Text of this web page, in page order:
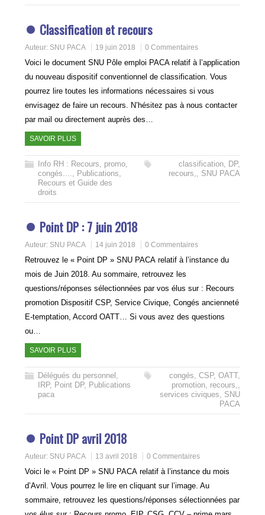
Classification et recours
Auteur: SNU PACA 19 juin 2018 0 Commentaires
Voici le document SNU Pôle emploi PACA relatif à l’application
du nouveau dispositif conventionnel de classification. Vous
pourrez lire toutes les informations nécessaires si vous
envisagez de faire un recours. N’hésitez pas à nous contacter
par mail ou directement auprès des…
SAVOIR PLUS
Info RH : Recours, promo,
congés...., Publications,
Recours et Guide des
droits
classification, DP,
recours,, SNU PACA
Point DP : 7 juin 2018
Auteur: SNU PACA 14 juin 2018 0 Commentaires
Retrouvez le « Point DP » SNU PACA relatif à l’instance du
mois de Juin 2018. Au sommaire, retrouvez les
questions/réponses sélectionnées par vos élus sur : Recours
promotion Dispositif CSP, Service Civique, Congés ancienneté
E-temptation, Accord OATT… Si vous avez des questions
ou…
SAVOIR PLUS
Délégués du personnel ,
IRP, Point DP, Publications
paca
congés, CSP, OATT,
promotion, recours,,
services civiques, SNU
PACA
Point DP avril 2018
Auteur: SNU PACA 13 avril 2018 0 Commentaires
Voici le « Point DP » SNU PACA relatif à l’instance du mois
d’Avril. Vous pourrez le lire en cliquant sur l’image. Au
sommaire, retrouvez les questions/réponses sélectionnées par